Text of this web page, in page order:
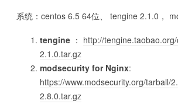
系统：centos 6.5 64位、 tengine 2.1.0，
tengine ： http://
2.1.0.tar.gz
modsecurity for Nginx:
https://www.modsecurity.org/tarball/
2.8.0.tar.gz